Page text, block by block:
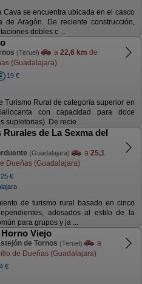
Cava se encuentra ubicada en el casco
de Aragón. De reciente construcción,
dobles c ...
(Teruel) a 22,6 km de
(Guadalajara)
19 €
Turismo Rural de categoría superior en
con capacidad para doce
supletorias). De recie ...
de La Sexma del
(Guadalajara) a 25,1
Dueñas (Guadalajara)
25 €
de turismo rural basado en cinco
adosados al estilo de la
para grupos y ja ...
Viejo
de Tornos (Teruel)
a
de Dueñas (Guadalajara)
€